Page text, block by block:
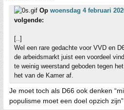
Op woensdag 4 februari
volgende:
[..]
Wel een rare gedachte voor VVD en
de arbeidsmarkt juist een voordeel
te weinig weerstand geboden tegen
het van de Kamer af.
Je moet toch als D66 ook denken
populisme moet een doel opzich zijn”